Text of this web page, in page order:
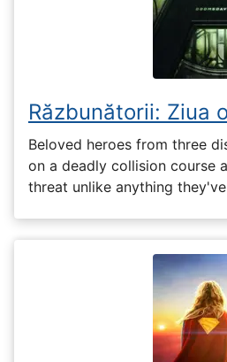
Răzbunătorii: Ziua
Beloved heroes from three
on a deadly collision course
threat unlike anything